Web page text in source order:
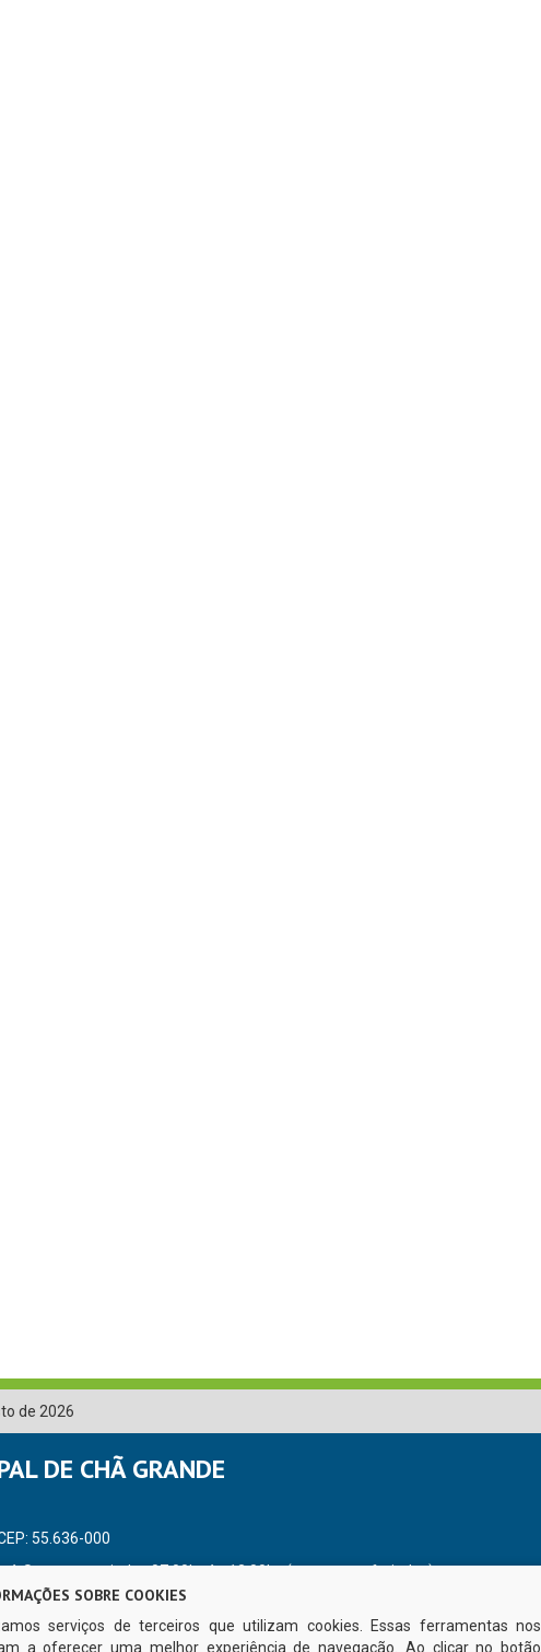
de 2026
DE CHÃ GRANDE
55.636-000
à Sexta, a partir das 07:00hs às 13:00hs (exceto nos feriados)
SOBRE COOKIES
serviços de terceiros que utilizam cookies. Essas ferramentas nos
a oferecer uma melhor experiência de navegação. Ao clicar no botão